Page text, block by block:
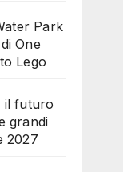
Park
One
Lego
il futuro
grandi
2027